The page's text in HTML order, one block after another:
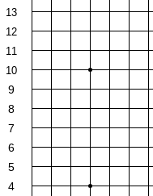
13
12
11
10
9
8
7
6
5
4